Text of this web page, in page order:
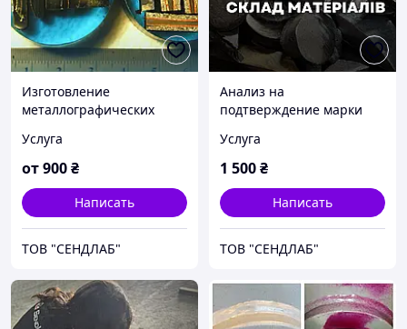
Изготовление
металлографических
Услуга
от900₴
Написать
ТОВ "СЕНДЛАБ"
Анализ на
подтверждение марки
определение марки
металлов.
Услуга
1 500₴
Написать
ТОВ "СЕНДЛАБ"